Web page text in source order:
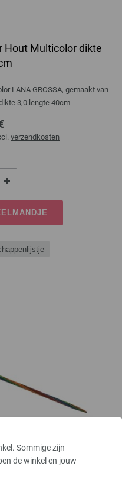
Sommige zijn
de winkel en jouw
Hout Multicolor dikte
LANA GROSSA, gemaakt van
3,0 lengte 40cm
verzendkosten